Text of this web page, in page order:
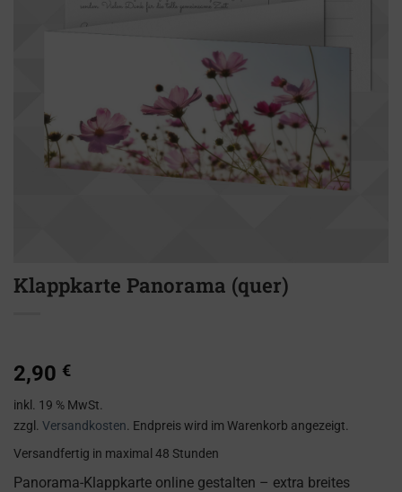
Klappkarte Panorama (quer)
2,90 €
inkl. 19 % MwSt.
zzgl. Versandkosten. Endpreis wird im Warenkorb angezeigt.
Versandfertig in maximal 48 Stunden
Panorama-Klappkarte online gestalten – extra breites